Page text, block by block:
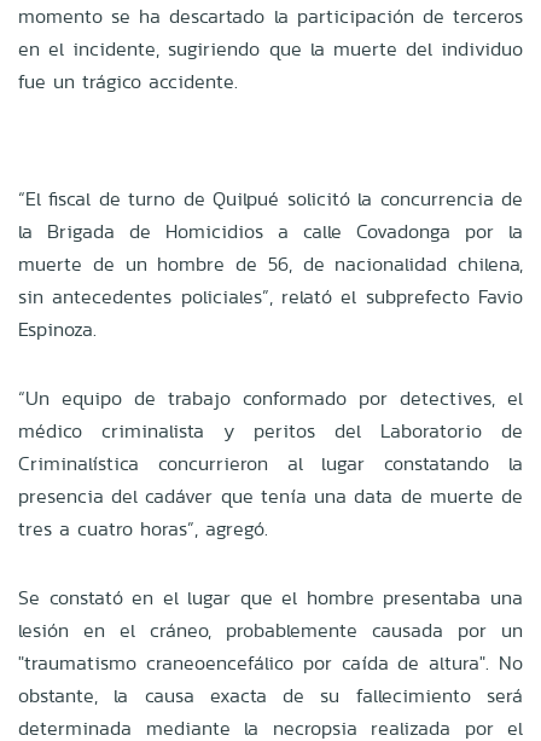
momento se ha descartado la participación de terceros
en el incidente, sugiriendo que la muerte del individuo
fue un trágico accidente.
“El fiscal de turno de Quilpué solicitó la concurrencia de
la Brigada de Homicidios a calle Covadonga por la
muerte de un hombre de 56, de nacionalidad chilena,
sin antecedentes policiales”, relató el subprefecto Favio
Espinoza.
“Un equipo de trabajo conformado por detectives, el
médico criminalista y peritos del Laboratorio de
Criminalística concurrieron al lugar constatando la
presencia del cadáver que tenía una data de muerte de
tres a cuatro horas”, agregó.
Se constató en el lugar que el hombre presentaba una
lesión en el cráneo, probablemente causada por un
"traumatismo craneoencefálico por caída de altura". No
obstante, la causa exacta de su fallecimiento será
determinada mediante la necropsia realizada por el